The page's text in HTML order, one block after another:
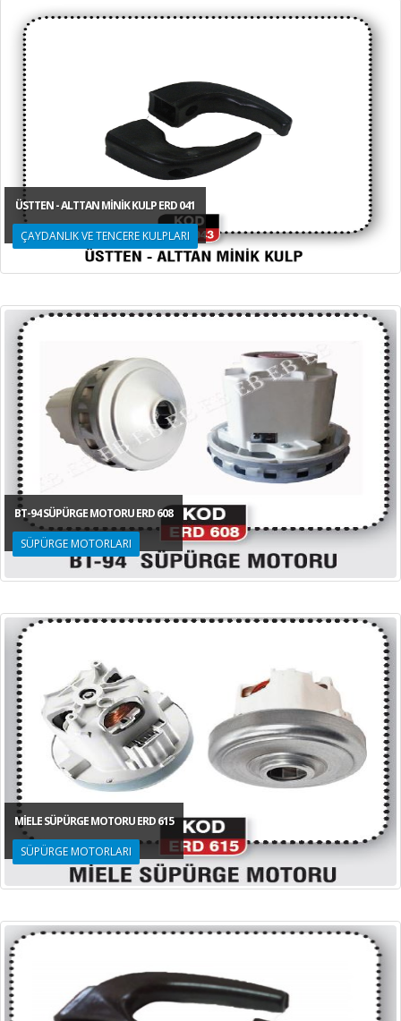
ÜSTTEN - ALTTAN MİNİK KULP ERD 041
ÇAYDANLIK VE TENCERE KULPLARI
BT-94 SÜPÜRGE MOTORU ERD 608
SÜPÜRGE MOTORLARI
MİELE SÜPÜRGE MOTORU ERD 615
SÜPÜRGE MOTORLARI